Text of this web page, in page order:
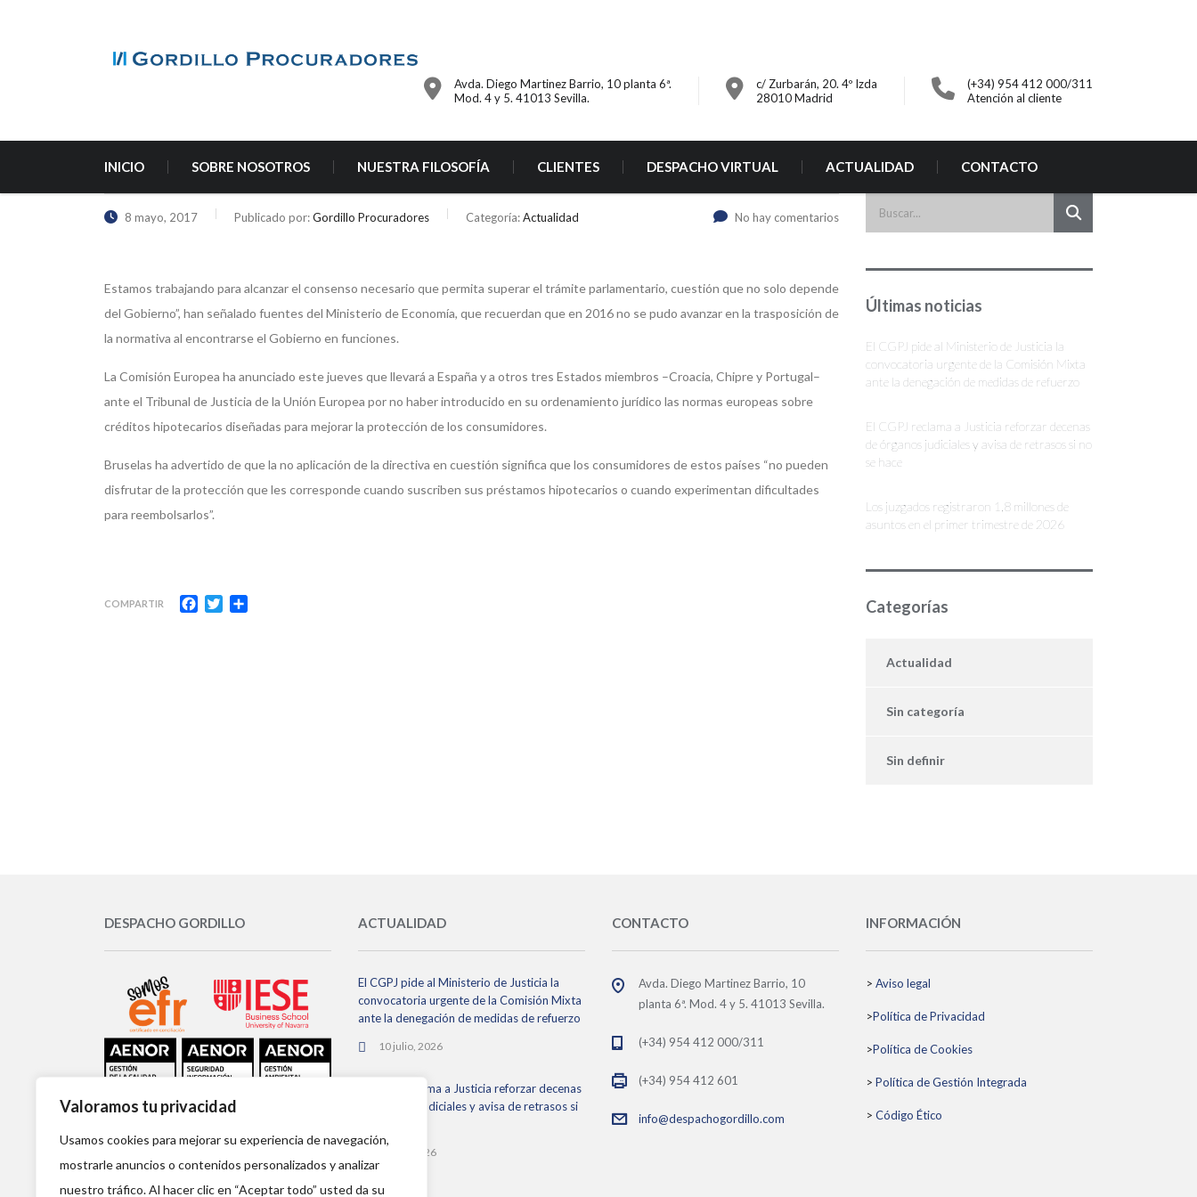
Valoramos tu privacidad
Usamos cookies para mejorar su experiencia de navegación,
mostrarle anuncios o contenidos personalizados y analizar
nuestro tráfico. Al hacer clic en “Aceptar todo” usted da su
Avda. Diego Martinez Barrio, 10 planta 6ª.
Mod. 4 y 5. 41013 Sevilla.
c/ Zurbarán, 20. 4º Izda
28010 Madrid
(+34) 954 412 000/311
Atención al cliente
INICIO SOBRE NOSOTROS NUESTRA FILOSOFÍA CLIENTES DESPACHO VIRTUAL ACTUALIDAD CONTACTO
8 mayo, 2017 Publicado por:Gordillo Procuradores Categoría:Actualidad No hay comentarios
Estamos trabajando para alcanzar el consenso necesario que permita superar el trámite parlamentario, cuestión que no solo depende
del Gobierno”, han señalado fuentes del Ministerio de Economía, que recuerdan que en 2016 no se pudo avanzar en la trasposición de
la normativa al encontrarse el Gobierno en funciones.
La Comisión Europea ha anunciado este jueves que llevará a España y a otros tres Estados miembros –Croacia, Chipre y Portugal–
ante el Tribunal de Justicia de la Unión Europea por no haber introducido en su ordenamiento jurídico las normas europeas sobre
créditos hipotecarios diseñadas para mejorar la protección de los consumidores.
Bruselas ha advertido de que la no aplicación de la directiva en cuestión significa que los consumidores de estos países “no pueden
disfrutar de la protección que les corresponde cuando suscriben sus préstamos hipotecarios o cuando experimentan dificultades
para reembolsarlos”.
COMPARTIR Facebook
Twitter
Últimas noticias
El CGPJ pide al Ministerio de Justicia la
convocatoria urgente de la Comisión Mixta
ante la denegación de medidas de refuerzo
El CGPJ reclama a Justicia reforzar decenas
de órganos judiciales y avisa de retrasos si no
se hace
Los juzgados registraron 1,8 millones de
asuntos en el primer trimestre de 2026
Categorías
Actualidad
Sin categoría
Sin definir
DESPACHO GORDILLO ACTUALIDAD
El CGPJ pide al Ministerio de Justicia la
convocatoria urgente de la Comisión Mixta
ante la denegación de medidas de refuerzo
10 julio, 2026
El CGPJ reclama a Justicia reforzar decenas
de órganos judiciales y avisa de retrasos si
2 julio, 2026
CONTACTO
Avda. Diego Martinez Barrio, 10
planta 6ª. Mod. 4 y 5. 41013 Sevilla.
(+34) 954 412 000/311
(+34) 954 412 601
info@despachogordillo.com
INFORMACIÓN
> Aviso legal
>Política de Privacidad
>Política de Cookies
> Política de Gestión Integrada
> Código Ético